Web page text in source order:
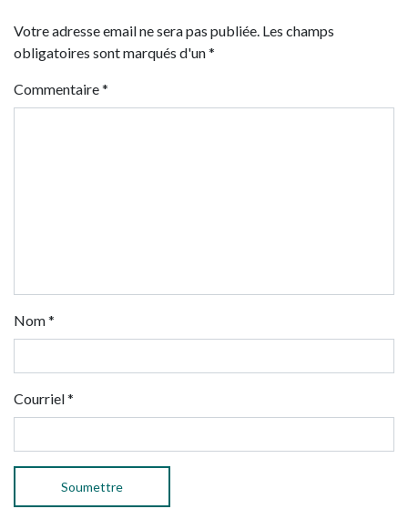
Votre adresse email ne sera pas publiée. Les champs
obligatoires sont marqués d'un *
Commentaire*
Nom*
Courriel*